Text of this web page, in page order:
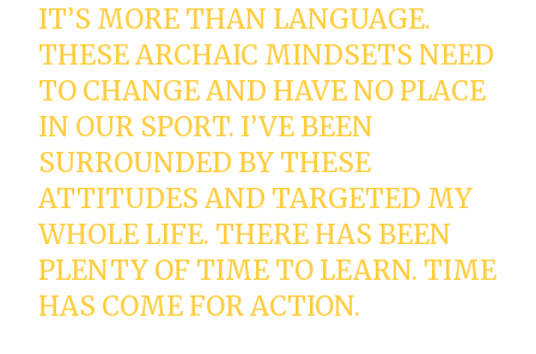
IT’S MORE THAN LANGUAGE.
THESE ARCHAIC MINDSETS NEED
TO CHANGE AND HAVE NO PLACE
IN OUR SPORT. I’VE BEEN
SURROUNDED BY THESE
ATTITUDES AND TARGETED MY
WHOLE LIFE. THERE HAS BEEN
PLENTY OF TIME TO LEARN. TIME
HAS COME FOR ACTION.